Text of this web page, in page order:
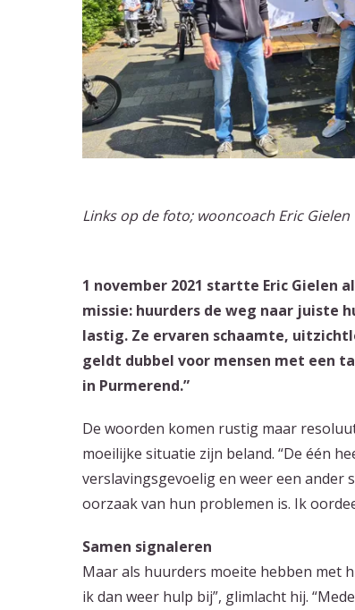
Links op de foto; wooncoach Eric Gielen
1 november 2021 startte Eric Gielen
missie: huurders de weg naar juiste
lastig. Ze ervaren schaamte,
geldt dubbel voor mensen met een
in Purmerend.”
De woorden komen rustig maar
moeilijke situatie zijn beland. “De één
verslavingsgevoelig en weer een ander
oorzaak van hun problemen is. Ik
Samen signaleren
Maar als huurders moeite hebben met
ik dan weer hulp bij”, glimlacht hij.